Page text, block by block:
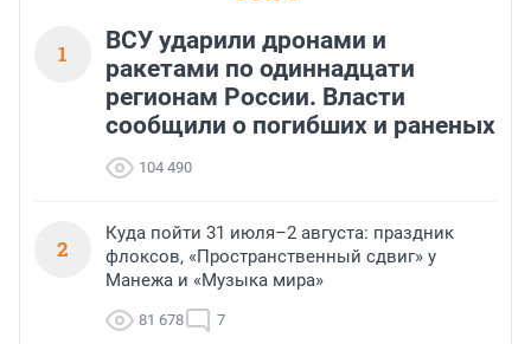
1
ВСУ ударили дронами и
ракетами по одиннадцати
регионам России. Власти
сообщили о погибших и раненых
104 490
2
Куда пойти 31 июля–2 августа: праздник
флоксов, «Пространственный сдвиг» у
Манежа и «Музыка мира»
81 678 7